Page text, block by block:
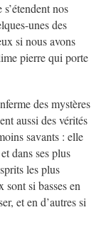
nos
unes des
si nous avons
pierre qui porte
des mystères
aussi des vérités
savants : elle
dans ses plus
les plus
si basses en
et en d’autres si